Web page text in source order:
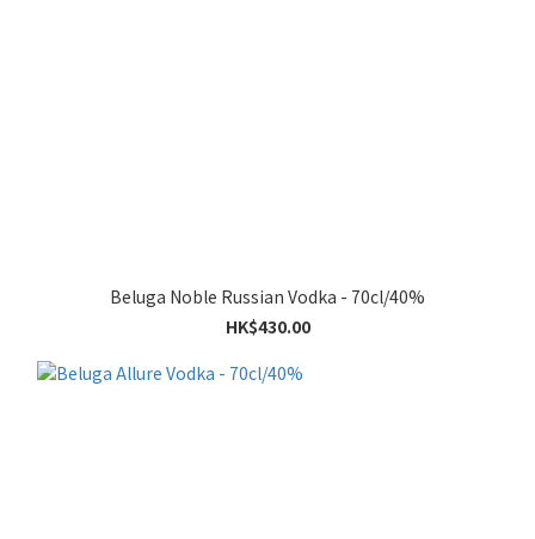
Beluga Noble Russian Vodka - 70cl/40%
HK$430.00